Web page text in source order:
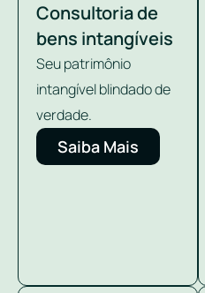
Consultoria de
bens intangíveis
Seu patrimônio
intangível blindado de
verdade.
Saiba Mais